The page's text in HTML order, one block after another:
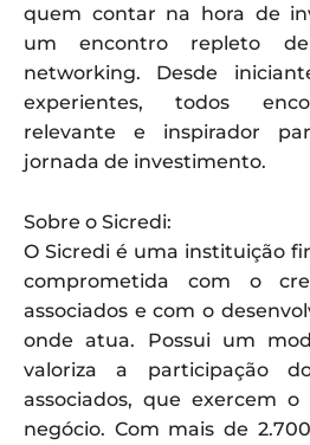
quem contar na hora de
um encontro repleto
networking. Desde
experientes, todos
relevante e inspirador
jornada de investimento.
Sobre o Sicredi:
O Sicredi é uma instituição
comprometida com o
associados e com o
onde atua. Possui um
valoriza a participação
associados, que exercem
negócio. Com mais de